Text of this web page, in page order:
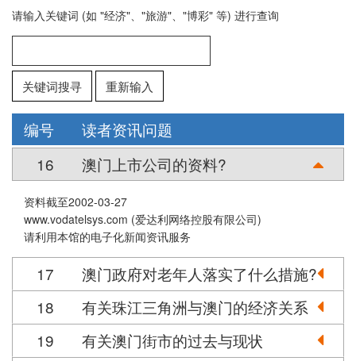
请输入关键词 (如 "经济"、"旅游"、"博彩" 等) 进行查询
关键词搜寻 重新输入
编号
读者资讯问题
16
澳门上市公司的资料?
资料截至2002-03-27
www.vodatelsys.com (爱达利网络控股有限公司)
请利用本馆的电子化新闻资讯服务
17
澳门政府对老年人落实了什么措施?
18
有关珠江三角洲与澳门的经济关系
19
有关澳门街市的过去与现状